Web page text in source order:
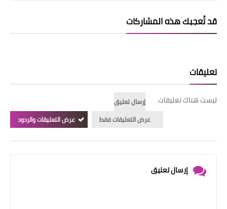
قد تُعجبك هذه المشاركات
تعليقات
ليست هناك تعليقات
إرسال تعليق
عرض التعليقات فقط
عرض التعليقات والردود
إرسال تعليق